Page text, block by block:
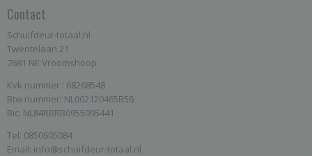
Contact
Schuifdeur-totaal.nl
Twentelaan 21
7681 NE Vroomshoop
Kvk nummer : 68268548
Btw nummer: NL002120465B56
Bic: NL84RBRB0955095441
Tel: 0850605084
Email: info@schuifdeur-totaal.nl